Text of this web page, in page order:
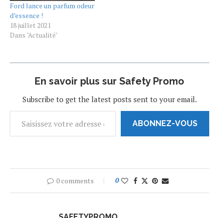
Ford lance un parfum odeur
d’essence !
18 juillet 2021
Dans "Actualité"
En savoir plus sur Safety Promo
Subscribe to get the latest posts sent to your email.
ABONNEZ-VOUS
0 comments 0